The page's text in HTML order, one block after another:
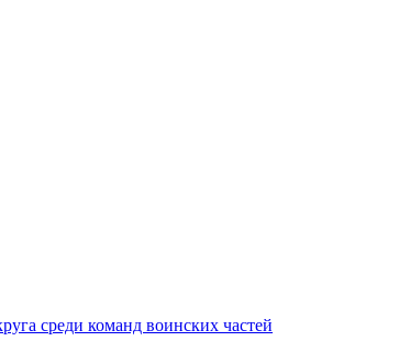
среди команд воинских частей